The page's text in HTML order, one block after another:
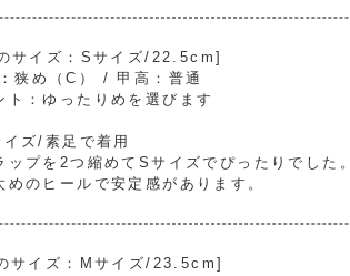
サイズ：Sサイズ/22.5cm]
狭め（C） / 甲高：普通
ト：ゆったりめを選びます
イズ/素足で着用
ップを2つ縮めてSサイズでぴったりでした。
めのヒールで安定感があります。
サイズ：Mサイズ/23.5cm]